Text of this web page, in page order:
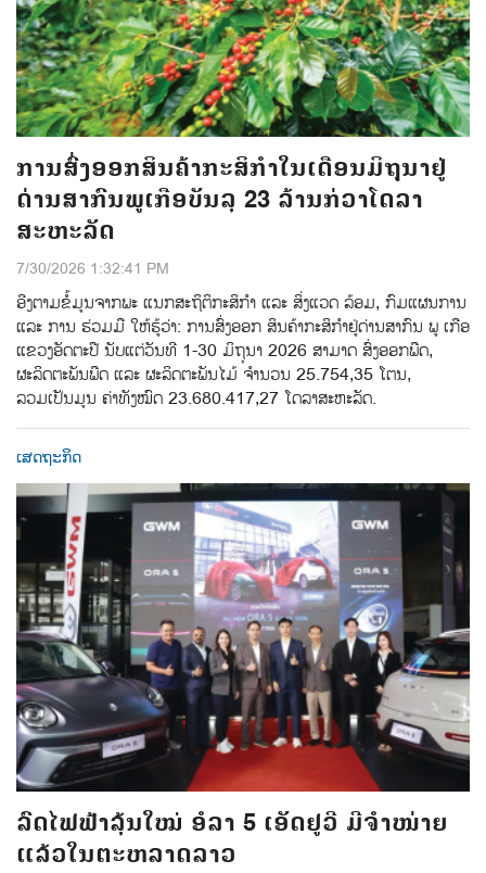
ການສົ່ງອອກສິນຄ້າກະສິກຳໃນເດືອນມິຖຸນາຢູ່
ດ່ານສາກົນພູເກືອບັນລຸ 23 ລ້ານກ່ວາໂດລາ
ສະຫະລັດ
7/30/2026 1:32:41 PM
ອີງຕາມຂໍ້ມູນຈາກພະ ແນກສະຖິຕິກະສິກຳ ແລະ ສິ່ງແວດ ລ້ອມ, ກົມແຜນການ
ແລະ ການ ຮ່ວມມື ໃຫ້ຮູ້ວ່າ: ການສົ່ງອອກ ສິນຄ້າກະສິກໍາຢູ່ດ່ານສາກົນ ພູ ເກືອ
ແຂວງອັດຕະປື ນັບແຕ່ວັນທີ 1-30 ມິຖຸນາ 2026 ສາມາດ ສົ່ງອອກພືດ,
ຜະລິດຕະພັນພືດ ແລະ ຜະລິດຕະພັນໄມ້ ຈໍານວນ 25.754,35 ໂຕນ,
ລວມເປັນມູນ ຄ່າທັງໝົດ 23.680.417,27 ໂດລາສະຫະລັດ.
ເສດຖະກິດ
ລົດໄຟຟ້າລຸ້ນໃໝ່ ອໍລາ 5 ເອັດຢູວີ ມີຈຳໜ່າຍ
ແລ້ວໃນຕະຫລາດລາວ